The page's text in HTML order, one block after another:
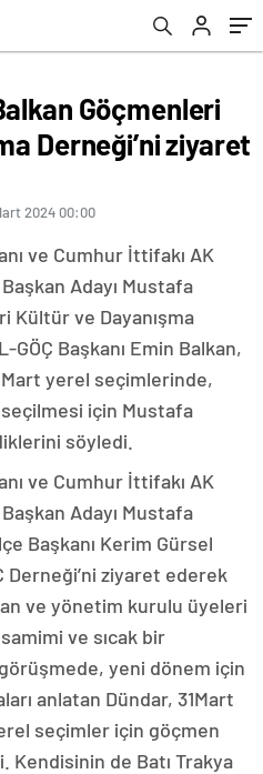
Göçmenleri
Derneği’ni ziyaret
2024 00:00
ve Cumhur İttifakı AK
Adayı Mustafa
Kültür ve Dayanışma
Başkanı Emin Balkan,
Mart yerel seçimlerinde,
için Mustafa
söyledi.
ve Cumhur İttifakı AK
Adayı Mustafa
Başkanı Kerim Gürsel
Derneği’ni ziyaret ederek
ve yönetim kurulu üyeleri
ve sıcak bir
yeni dönem için
anlatan Dündar, 31Mart
seçimler için göçmen
Kendisinin de Batı Trakya